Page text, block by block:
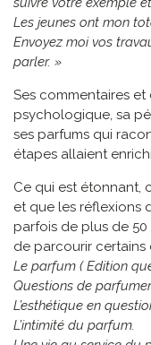
Les jeunes ont mon
Envoyez moi vos
parler. »
Ses commentaires
psychologique, sa
ses parfums qui
étapes allaient
Ce qui est étonnant,
et que les réflexions
parfois de plus de 50
de parcourir certains
Le parfum ( Edition
Questions de
L’esthétique en
L’intimité du parfum.